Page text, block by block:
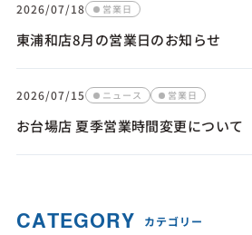
2026/07/18 営業日
東浦和店8月の営業日のお知らせ
2026/07/15 ニュース 営業日
お台場店 夏季営業時間変更について
CATEGORY カテゴリー